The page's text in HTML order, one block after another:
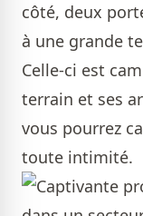
côté, deux
à une grande
Celle-ci est
terrain et ses
vous pourrez
toute intimité.